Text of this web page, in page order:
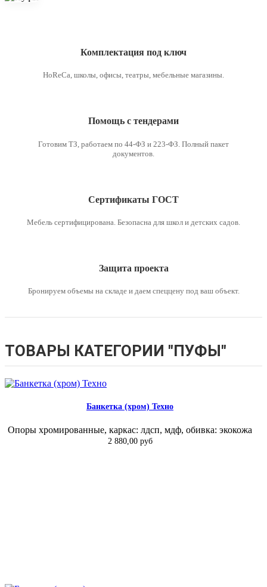
Комплектация под ключ
HoReCa, школы, офисы, театры, мебельные магазины.
Помощь с тендерами
Готовим ТЗ, работаем по 44-ФЗ и 223-ФЗ. Полный пакет
документов.
Сертификаты ГОСТ
Мебель сертифицирована. Безопасна для школ и детских садов.
Защита проекта
Бронируем объемы на складе и даем спеццену под ваш объект.
ТОВАРЫ КАТЕГОРИИ "ПУФЫ"
Банкетка (хром) Техно
Опоры хромированные, каркас: лдсп, мдф, обивка: экокожа
2 880,00 руб